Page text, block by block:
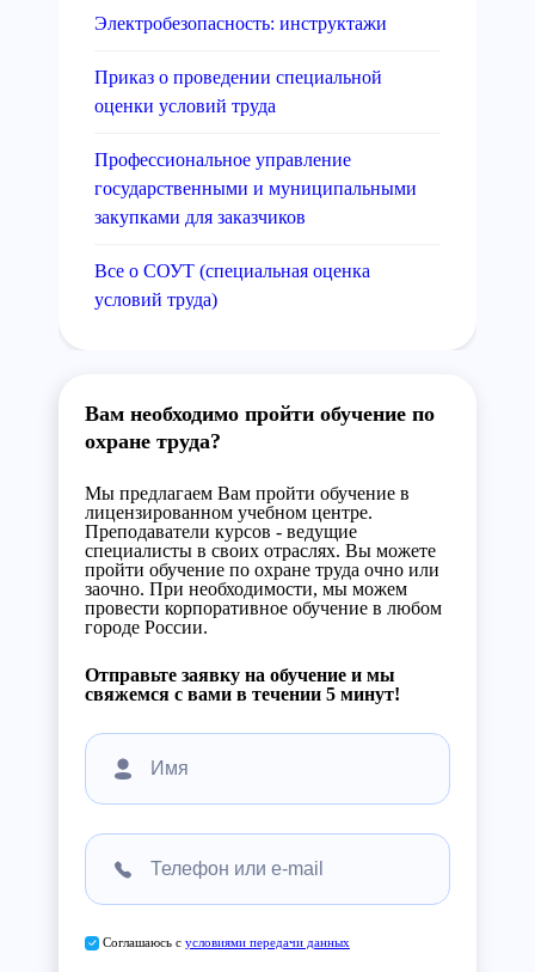
Электробезопасность: инструктажи
Приказ о проведении специальной
оценки условий труда
Профессиональное управление
государственными и муниципальными
закупками для заказчиков
Все о СОУТ (специальная оценка
условий труда)
Вам необходимо пройти обучение по
охране труда?
Мы предлагаем Вам пройти обучение в
лицензированном учебном центре.
Преподаватели курсов - ведущие
специалисты в своих отраслях. Вы можете
пройти обучение по охране труда очно или
заочно. При необходимости, мы можем
провести корпоративное обучение в любом
городе России.
Отправьте заявку на обучение и мы
свяжемся с вами в течении 5 минут!
Соглашаюсь с условиями передачи данных